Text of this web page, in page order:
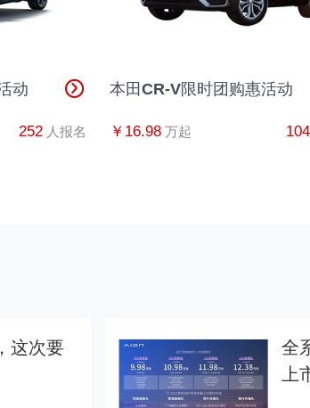
动
252 人报名
本田CR-V限时团购惠活动
￥16.98 万起 104
这次要
全